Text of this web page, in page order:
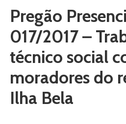
Pregão
017/2017 –
técnico social
moradores do
Ilha Bela